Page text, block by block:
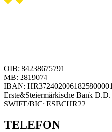
OIB: 84238675791
MB: 2819074
IBAN: HR3724020061825800001
Erste&Steiermärkische Bank D.D.
SWIFT/BIC: ESBCHR22
TELEFON